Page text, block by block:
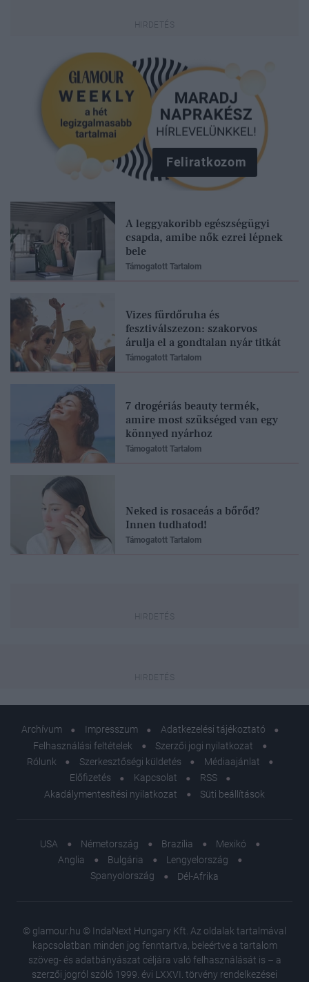
Feliratkozom
A leggyakoribb egészségügyi
csapda, amibe nők ezrei lépnek
bele
Támogatott Tartalom
Vizes fürdőruha és
fesztiválszezon: szakorvos
árulja el a gondtalan nyár titkát
Támogatott Tartalom
7 drogériás beauty termék,
amire most szükséged van egy
könnyed nyárhoz
Támogatott Tartalom
Neked is rosaceás a bőrőd?
Innen tudhatod!
Támogatott Tartalom
Archívum Impresszum
Adatkezelési tájékoztató
Felhasználási feltételek
Szerzői jogi nyilatkozat
Rólunk
Szerkesztőségi küldetés
Médiaajánlat
Előfizetés
Kapcsolat
RSS
Akadálymentesítési nyilatkozat
Süti beállítások
USA Németország Brazília
Mexikó
Anglia
Bulgária
Lengyelország
Spanyolország
Dél-Afrika
© glamour.hu © IndaNext Hungary Kft. Az oldalak tartalmával
kapcsolatban minden jog fenntartva, beleértve a tartalom
szöveg- és adatbányászat céljára való felhasználását is – a
szerzői jogról szóló 1999. évi LXXVI. törvény rendelkezései